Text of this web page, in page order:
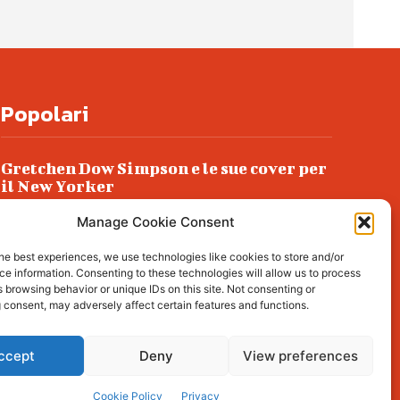
Manage Cookie Consent
best experiences, we use technologies like cookies to store and/or
information. Consenting to these technologies will allow us to process
browsing behavior or unique IDs on this site. Not consenting or
may adversely affect certain features and functions.
Deny View preferences
Cookie Policy Privacy
Popolari
Gretchen Dow Simpson e le sue cover per
il New Yorker
Ancora dossieraggi e schedature
Podlech, il Cile lo ha condannato
all’ergastolo
Era ubriaca…
about living, lifestyle,